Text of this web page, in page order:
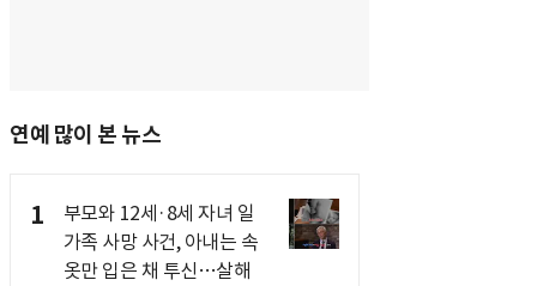
연예 많이 본 뉴스
1
부모와 12세·8세 자녀 일
가족 사망 사건, 아내는 속
옷만 입은 채 투신…살해